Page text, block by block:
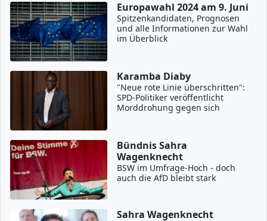
Europawahl 2024 am 9. Juni
Spitzenkandidaten, Prognosen
und alle Informationen zur Wahl
im Überblick
Karamba Diaby
"Neue rote Linie überschritten":
SPD-Politiker veröffentlicht
Morddrohung gegen sich
Bündnis Sahra
Wagenknecht
BSW im Umfrage-Hoch - doch
auch die AfD bleibt stark
Sahra Wagenknecht